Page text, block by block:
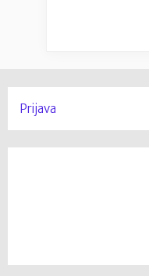
Prijava